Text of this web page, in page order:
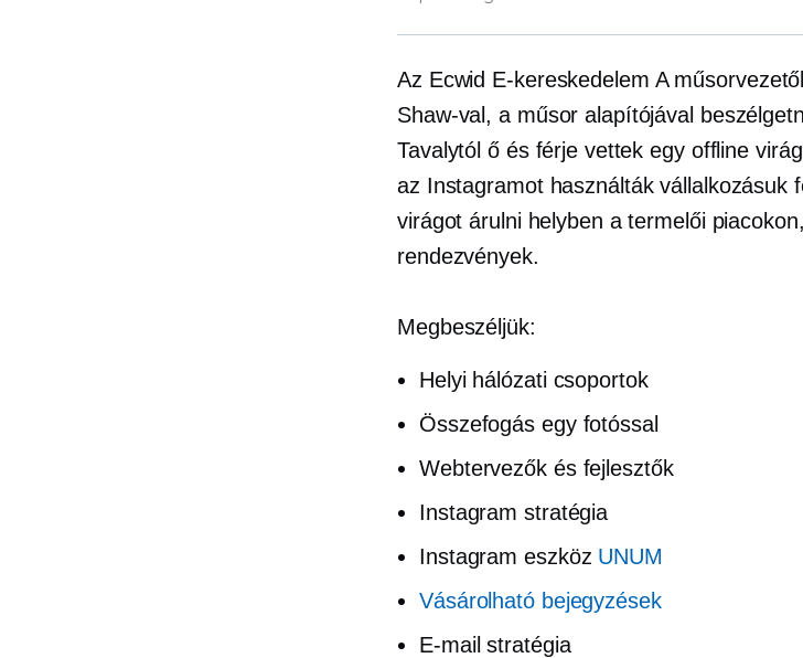
Az Ecwid E-kereskedelem A
Shaw-val, a műsor alapítójával
Tavalytól ő és férje vettek egy offline
az Instagramot használták vállalkozásuk
virágot árulni helyben a termelői piacokon,
rendezvények.
Megbeszéljük:
Helyi hálózati csoportok
Összefogás egy fotóssal
Webtervezők és fejlesztők
Instagram stratégia
Instagram eszköz UNUM
Vásárolható bejegyzések
E-mail stratégia